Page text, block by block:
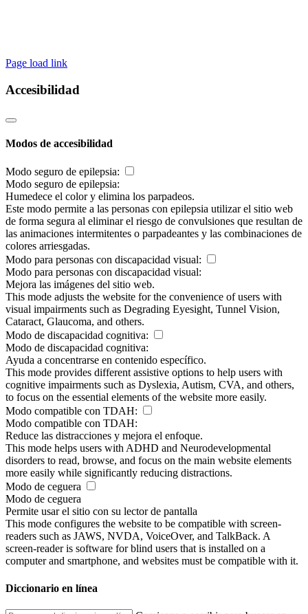
Page load link
Accesibilidad
Modos de accesibilidad
Modo seguro de epilepsia:
Modo seguro de epilepsia:
Humedece el color y elimina los parpadeos.
Este modo permite a las personas con epilepsia utilizar el sitio web
de forma segura al eliminar el riesgo de convulsiones que resultan de
las animaciones intermitentes o parpadeantes y las combinaciones de
colores arriesgadas.
Modo para personas con discapacidad visual:
Modo para personas con discapacidad visual:
Mejora las imágenes del sitio web.
This mode adjusts the website for the convenience of users with
visual impairments such as Degrading Eyesight, Tunnel Vision,
Cataract, Glaucoma, and others.
Modo de discapacidad cognitiva:
Modo de discapacidad cognitiva:
Ayuda a concentrarse en contenido específico.
This mode provides different assistive options to help users with
cognitive impairments such as Dyslexia, Autism, CVA, and others,
to focus on the essential elements of the website more easily.
Modo compatible con TDAH:
Modo compatible con TDAH:
Reduce las distracciones y mejora el enfoque.
This mode helps users with ADHD and Neurodevelopmental
disorders to read, browse, and focus on the main website elements
more easily while significantly reducing distractions.
Modo de ceguera
Modo de ceguera
Permite usar el sitio con su lector de pantalla
This mode configures the website to be compatible with screen-
readers such as JAWS, NVDA, VoiceOver, and TalkBack. A
screen-reader is software for blind users that is installed on a
computer and smartphone, and websites must be compatible with it.
Diccionario en línea